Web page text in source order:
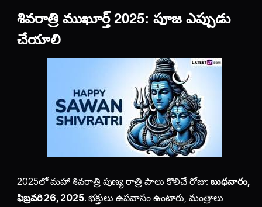
శివరాత్రి ముఖూర్త్ 2025: పూజ ఎప్పుడు
చేయాలి
2025లో మహా శివరాత్రి పుణ్య రాత్రి పాలు కొలిచే రోజు: బుధవారం,
ఫిబ్రవరి 26, 2025. భక్తులు ఉపవాసం ఉంటారు, మంత్రాలు